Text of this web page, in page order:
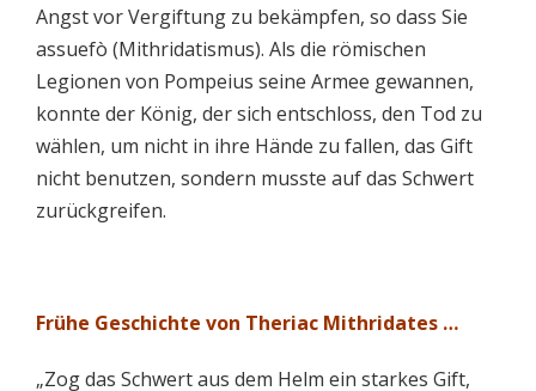
Angst vor Vergiftung zu bekämpfen, so dass Sie
assuefò (Mithridatismus). Als die römischen
Legionen von Pompeius seine Armee gewannen,
konnte der König, der sich entschloss, den Tod zu
wählen, um nicht in ihre Hände zu fallen, das Gift
nicht benutzen, sondern musste auf das Schwert
zurückgreifen.
Frühe Geschichte von Theriac Mithridates …
„Zog das Schwert aus dem Helm ein starkes Gift,